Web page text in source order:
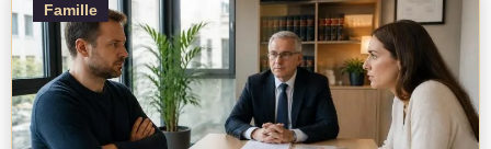
Famille